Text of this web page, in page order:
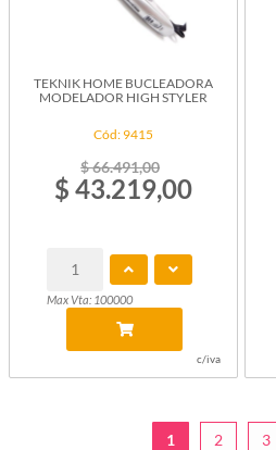
TEKNIK HOME BUCLEADORA
MODELADOR HIGH STYLER
Cód: 9415
$ 66.491,00
$ 43.219,00
Max Vta: 100000
c/iva
1 2 3